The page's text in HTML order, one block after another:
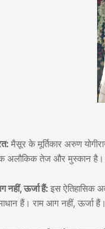
मैसूर के मूर्तिकार अरुण
अलौकिक तेज और मुस्कान है।
नहीं, ऊर्जा हैं: इस ऐतिहासिक
हैं। राम आग नहीं,